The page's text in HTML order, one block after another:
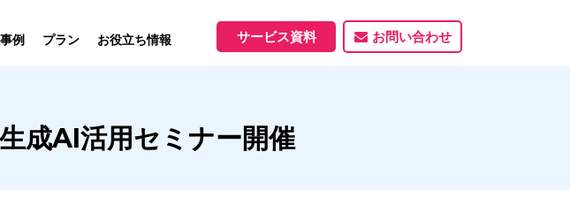
賃貸管理
業務向け機能
サービス一覧
制作の流れ
例
タビュー ホームページ制作実績
プラン お役立ち情報
お役立ちブログ
サービス資料 お問い合わせ
成AI活用セミナー開催